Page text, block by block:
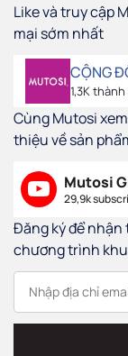
Like và truy cập
mại sớm nhất
CỘNG
1,3K
Cùng Mutosi
thiệu về sản
Mutosi
29,9k
Đăng ký để
chương trình